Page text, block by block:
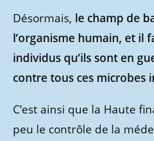
Désormais, le champ de
l’organisme humain, et il
individus qu’ils sont en
contre tous ces microbes
C’est ainsi que la Haute
peu le contrôle de la